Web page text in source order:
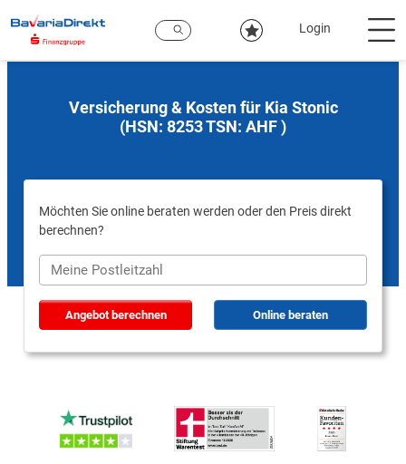
Hauptinhalt
Login
Versicherung & Kosten für Kia Stonic
(HSN: 8253 TSN: AHF )
Möchten Sie online beraten werden oder den Preis direkt
berechnen?
Angebot berechnen Online beraten